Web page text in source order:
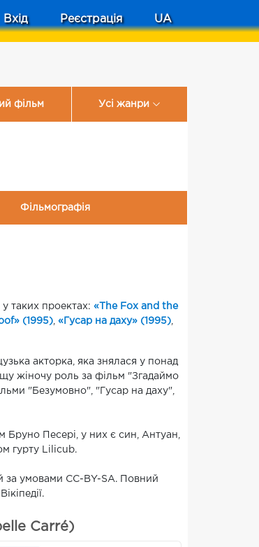
Вхід Реєстрація UA
фільм Усі жанри
Фільмографія
таких проектах: «The Fox and the
(1995) «Гусар на даху» (1995)
акторка, яка знялася у понад
жіночу роль за фільм "Згадаймо
"Безумовно", "Гусар на даху",
Песері, у них є син, Антуан,
гурту Lilicub.
за умовами CC-BY-SA. Повний
Carré)